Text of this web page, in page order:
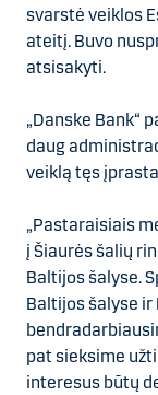
svarstė veiklos
ateitį. Buvo
atsisakyti.
„Danske Bank“
daug
veiklą tęs
„Pastaraisiais
į Šiaurės šalių
Baltijos šalyse.
Baltijos šalyse ir
pat sieksime
interesus būtų